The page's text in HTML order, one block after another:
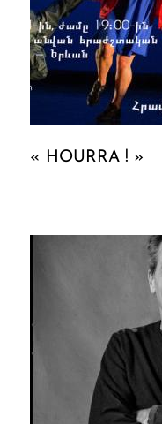
« HOURRA ! »